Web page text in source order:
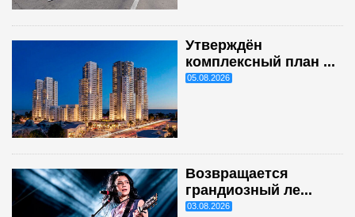
Утверждён
комплексный план ...
05.08.2026
Возвращается
грандиозный ле...
03.08.2026